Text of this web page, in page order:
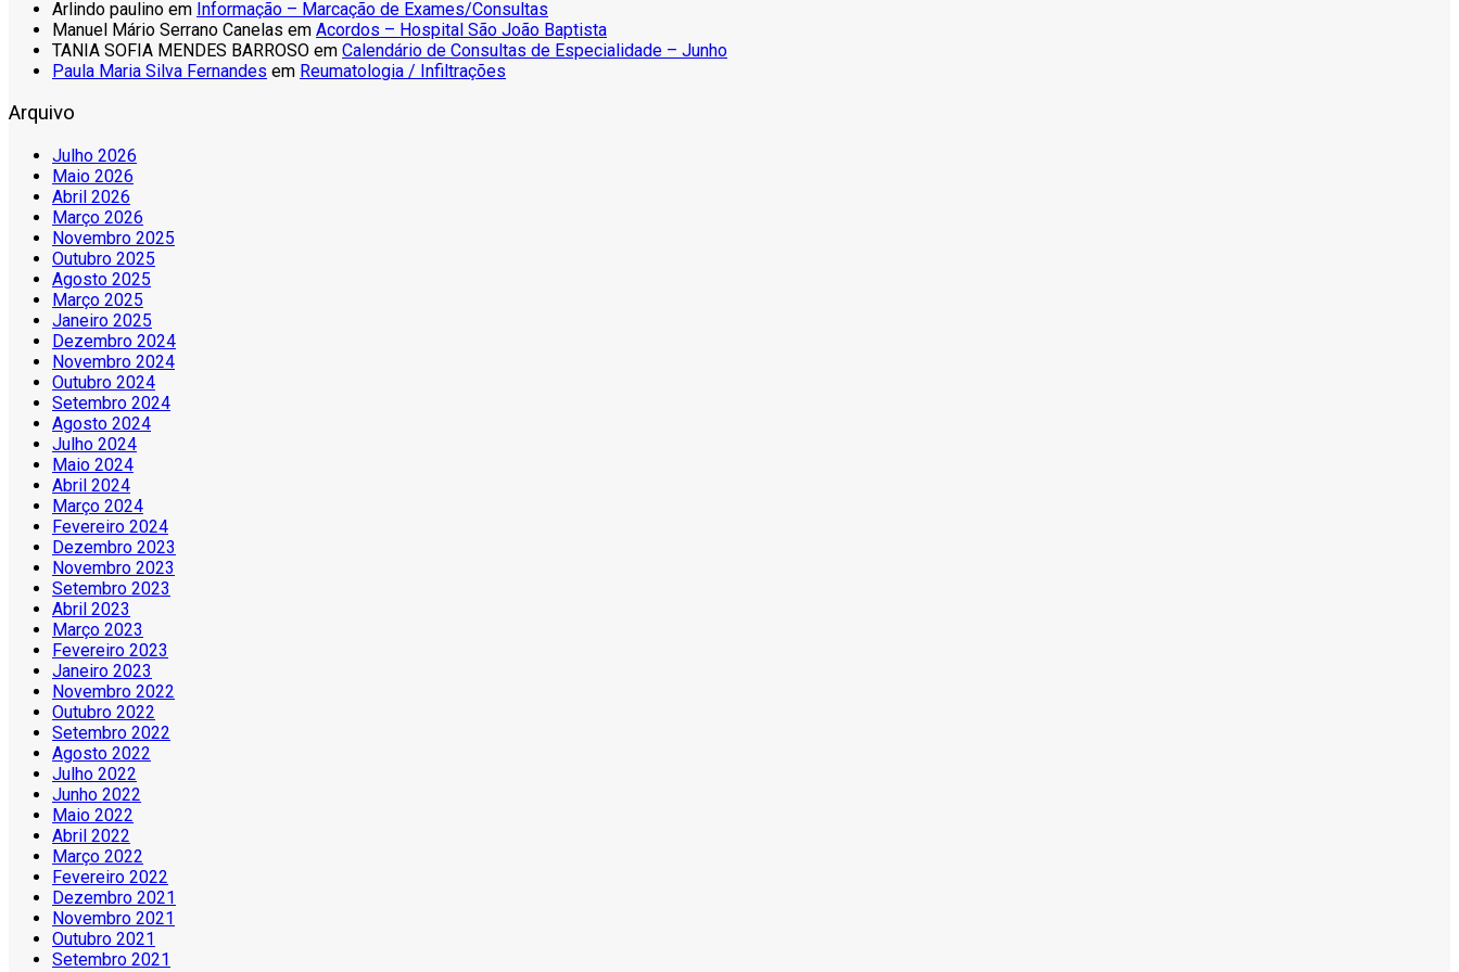
Arlindo paulino em Informação – Marcação de Exames/Consultas
Manuel Mário Serrano Canelas em Acordos – Hospital São João Baptista
TANIA SOFIA MENDES BARROSO em Calendário de Consultas de Especialidade – Junho
Paula Maria Silva Fernandes em Reumatologia / Infiltrações
Arquivo
Julho 2026
Maio 2026
Abril 2026
Março 2026
Novembro 2025
Outubro 2025
Agosto 2025
Março 2025
Janeiro 2025
Dezembro 2024
Novembro 2024
Outubro 2024
Setembro 2024
Agosto 2024
Julho 2024
Maio 2024
Abril 2024
Março 2024
Fevereiro 2024
Dezembro 2023
Novembro 2023
Setembro 2023
Abril 2023
Março 2023
Fevereiro 2023
Janeiro 2023
Novembro 2022
Outubro 2022
Setembro 2022
Agosto 2022
Julho 2022
Junho 2022
Maio 2022
Abril 2022
Março 2022
Fevereiro 2022
Dezembro 2021
Novembro 2021
Outubro 2021
Setembro 2021